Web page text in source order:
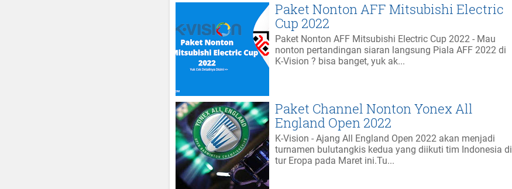
Paket Nonton AFF Mitsubishi Electric
Cup 2022
Paket Nonton AFF Mitsubishi Electric Cup 2022 - Mau
nonton pertandingan siaran langsung Piala AFF 2022 di
K-Vision ? bisa banget, yuk ak...
Paket Channel Nonton Yonex All
England Open 2022
K-Vision - Ajang All England Open 2022 akan menjadi
turnamen bulutangkis kedua yang diikuti tim Indonesia di
tur Eropa pada Maret ini.Tu...